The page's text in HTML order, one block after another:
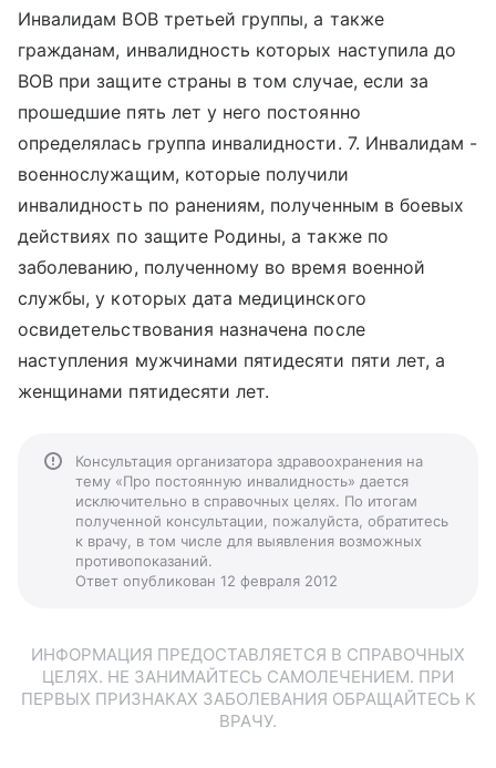
Инвалидам ВОВ третьей группы, а также
гражданам, инвалидность которых наступила до
ВОВ при защите страны в том случае, если за
прошедшие пять лет у него постоянно
определялась группа инвалидности. 7. Инвалидам -
военнослужащим, которые получили
инвалидность по ранениям, полученным в боевых
действиях по защите Родины, а также по
заболеванию, полученному во время военной
службы, у которых дата медицинского
освидетельствования назначена после
наступления мужчинами пятидесяти пяти лет, а
женщинами пятидесяти лет.
Консультация организатора здравоохранения на
тему «Про постоянную инвалидность» дается
исключительно в справочных целях. По итогам
полученной консультации, пожалуйста, обратитесь
к врачу, в том числе для выявления возможных
противопоказаний.
Ответ опубликован 12 февраля 2012
ИНФОРМАЦИЯ ПРЕДОСТАВЛЯЕТСЯ В СПРАВОЧНЫХ
ЦЕЛЯХ. НЕ ЗАНИМАЙТЕСЬ САМОЛЕЧЕНИЕМ. ПРИ
ПЕРВЫХ ПРИЗНАКАХ ЗАБОЛЕВАНИЯ ОБРАЩАЙТЕСЬ К
ВРАЧУ.